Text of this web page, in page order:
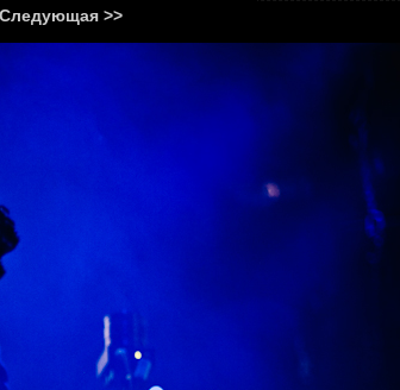
ИНТЕРВЬЮ
Следующая >>